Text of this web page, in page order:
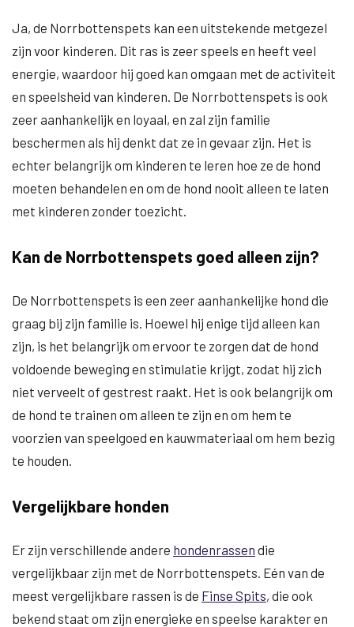
Ja, de Norrbottenspets kan een uitstekende metgezel
zijn voor kinderen. Dit ras is zeer speels en heeft veel
energie, waardoor hij goed kan omgaan met de activiteit
en speelsheid van kinderen. De Norrbottenspets is ook
zeer aanhankelijk en loyaal, en zal zijn familie
beschermen als hij denkt dat ze in gevaar zijn. Het is
echter belangrijk om kinderen te leren hoe ze de hond
moeten behandelen en om de hond nooit alleen te laten
met kinderen zonder toezicht.
Kan de Norrbottenspets goed alleen zijn?
De Norrbottenspets is een zeer aanhankelijke hond die
graag bij zijn familie is. Hoewel hij enige tijd alleen kan
zijn, is het belangrijk om ervoor te zorgen dat de hond
voldoende beweging en stimulatie krijgt, zodat hij zich
niet verveelt of gestrest raakt. Het is ook belangrijk om
de hond te trainen om alleen te zijn en om hem te
voorzien van speelgoed en kauwmateriaal om hem bezig
te houden.
Vergelijkbare honden
Er zijn verschillende andere hondenrassen die
vergelijkbaar zijn met de Norrbottenspets. Eén van de
meest vergelijkbare rassen is de Finse Spits, die ook
bekend staat om zijn energieke en speelse karakter en